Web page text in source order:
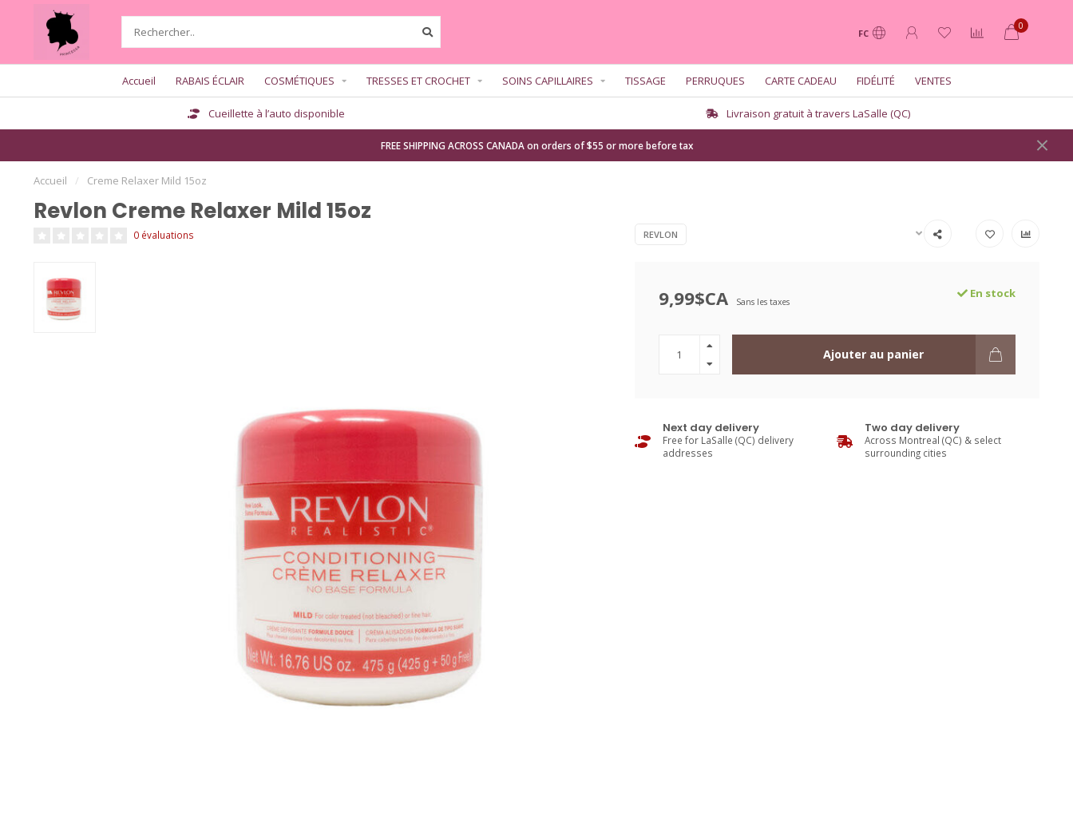
FC
0
Accueil RABAIS ÉCLAIR COSMÉTIQUES TRESSES ET CROCHET SOINS CAPILLAIRES TISSAGE PERRUQUES CARTE CADEAU FIDÉLITÉ VENTES
Cueillette à l’auto disponible Livraison gratuit à travers LaSalle (QC)
FREE SHIPPING ACROSS CANADA on orders of $55 or more before tax
Accueil / Creme Relaxer Mild 15oz
Revlon Creme Relaxer Mild 15oz
0 évaluations REVLON
9,99$CA Sans les taxes
En stock
Ajouter au panier
Next day delivery
Free for LaSalle (QC) delivery
addresses
Two day delivery
Across Montreal (QC) & select
surrounding cities